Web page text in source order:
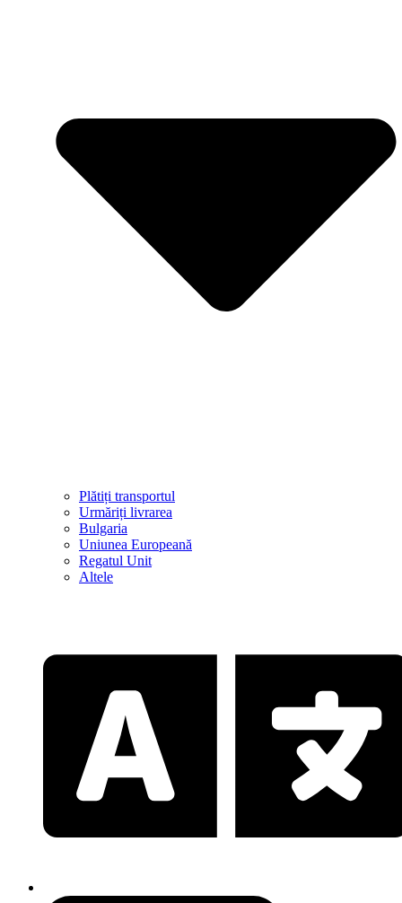
Plătiți transportul
Urmăriți livrarea
Bulgaria
Uniunea Europeană
Regatul Unit
Altele